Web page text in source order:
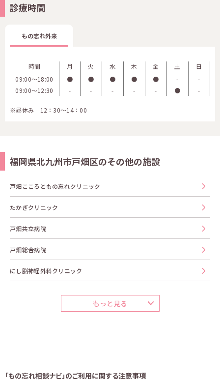
診療時間
もの忘れ外来
時間 月 火 水 木 金 土
日
09:00〜18:00
● ● ● ● ● -
-
09:00〜12:30
- - - - - ● -
※昼休み 12：30～14：00
福岡県北九州市戸畑区のその他の施設
戸畑こころともの忘れクリニック
たかぎクリニック
戸畑共立病院
戸畑総合病院
にし脳神経外科クリニック
もっと見る
「もの忘れ相談ナビ」のご利用に関する注意事項